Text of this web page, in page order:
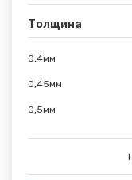
Толщина
0,4мм
0,45мм
0,5мм